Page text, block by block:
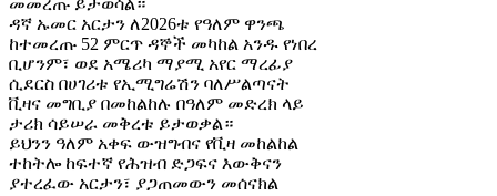
መመረጡ ይታወሳል።
ዳኛ ኡመር አርታን ለ2026ቱ የዓለም ዋንጫ
ከተመረጡ 52 ምርጥ ዳኞች መካከል አንዱ የነበረ
ቢሆንም፣ ወደ አሜሪካ ማያሚ አየር ማረፊያ
ሲደርስ በሀገሪቱ የኢሚግሬሽን ባለሥልጣናት
ቪዛና መግቢያ በመከልከሉ በዓለም መድረክ ላይ
ታሪክ ሳይሠራ መቅረቱ ይታወቃል።
ይህንን ዓለም አቀፍ ውዝግብና የቪዛ መከልከል
ተከትሎ ከፍተኛ የሕዝብ ድጋፍና እውቅናን
ያተረፈው አርታን፣ ያጋጠመውን መሰናክል